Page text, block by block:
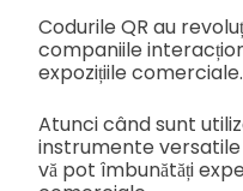
Codurile QR au
companiile
expozițiile comerciale.
Atunci când sunt
instrumente
vă pot îmbunătăți